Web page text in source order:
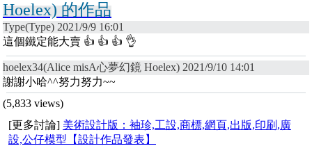
Hoelex) 的作品
Type(Type) 2021/9/9 16:01
這個鐵定能大賣 👍 👍 👍 👌
hoelex34(Alice misA心夢幻鏡 Hoelex) 2021/9/10 14:01
謝謝小哈^^努力努力~~
(5,833 views)
[更多討論] 美術設計版：袖珍,工設,商標,網頁,出版,印刷,廣
設,公仔模型【設計作品發表】